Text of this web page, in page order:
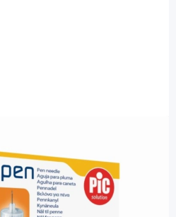
/ 100 Stück
Nr. 114261